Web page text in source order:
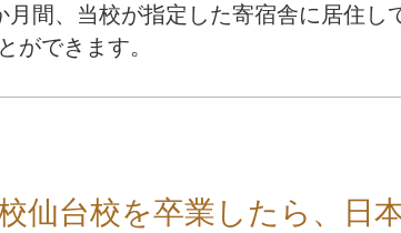
月間、当校が指定した寄宿舎に居住し
ができます。
仙台校を卒業したら、日